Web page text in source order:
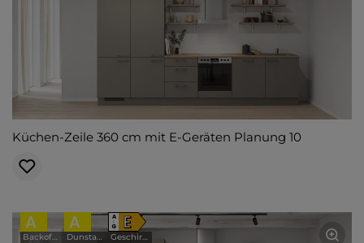
Küchen-Zeile 360 cm mit E-Geräten Planung 10
A
Backofen
A
Dunstabzugshaube
A
↑
G E
Geschirrspüler